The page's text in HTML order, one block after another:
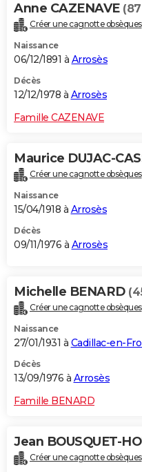
Anne CAZENAVE
Créer une cagnotte obsèques
Naissance
06/12/1891 à Arrosès
Décès
12/12/1978 à Arrosès
Famille CAZENAVE
Maurice DUJAC-
Créer une cagnotte obsèques
Naissance
15/04/1918 à Arrosès
Décès
09/11/1976 à Arrosès
Michelle BENARD
Créer une cagnotte obsèques
Naissance
27/01/1931 à Cadillac-en-
Décès
13/09/1976 à Arrosès
Famille BENARD
Jean BOUSQUET-
Créer une cagnotte obsèques